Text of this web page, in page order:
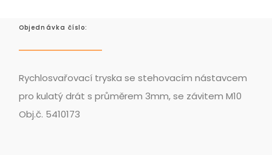
Objednávka číslo:
Rychlosvařovací tryska se stehovacím nástavcem
pro kulatý drát s průměrem 3mm, se závitem M10
Obj.č. 5410173